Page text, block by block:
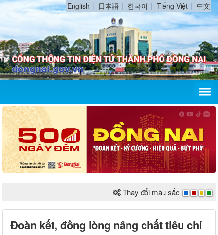
English 日本語 한국어 Tiếng Việt 中文
Thay đổi màu sắc
Đoàn kết, đồng lòng nâng chất tiêu chí